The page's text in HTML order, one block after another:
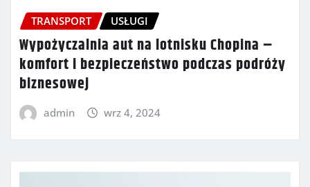
TRANSPORT USŁUGI
Wypożyczalnia aut na lotnisku Chopina –
komfort i bezpieczeństwo podczas podróży
biznesowej
admin wrz 4, 2024